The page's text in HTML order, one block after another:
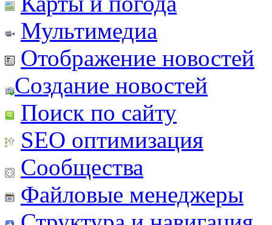
Мультимедиа
Отображение новостей
Создание новостей
Поиск по сайту
SEO оптимизация
Сообщества
Файловые менеджеры